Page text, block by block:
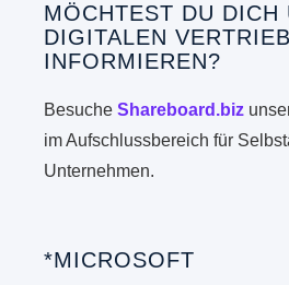
MÖCHTEST DU DICH
DIGITALEN VERTRIEB
INFORMIEREN?
BesucheShareboard.biz
im Aufschlussbereich für
Unternehmen.
*MICROSOFT